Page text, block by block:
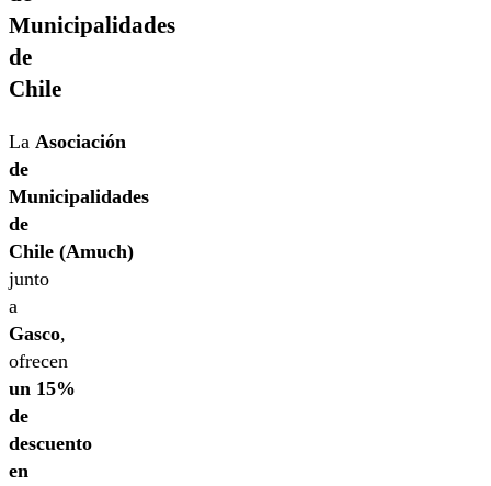
Municipalidades
de
Chile
La Asociación
de
Municipalidades
de
Chile (Amuch)
junto
a
Gasco,
ofrecen
un 15%
de
descuento
en